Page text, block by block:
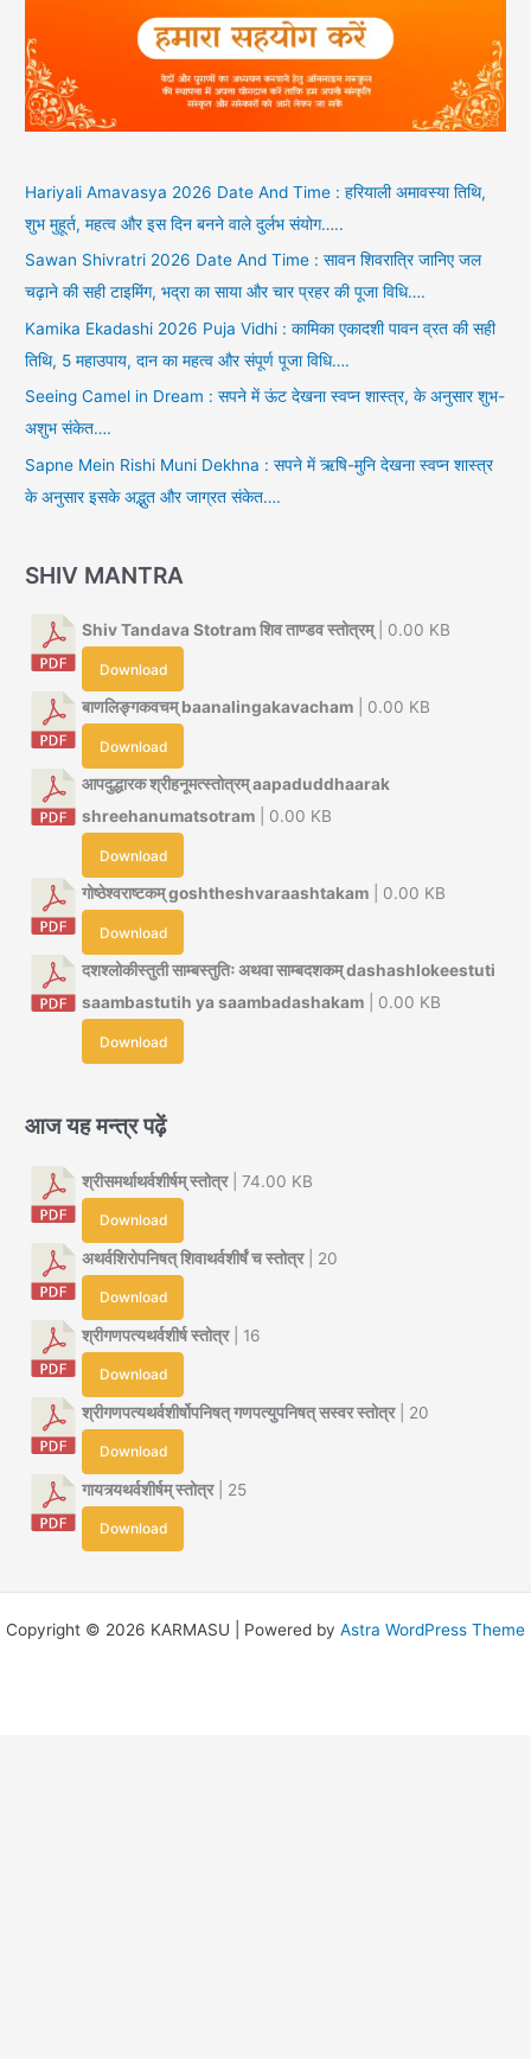
Hariyali Amavasya 2026 Date And Time : हरियाली अमावस्या तिथि,
शुभ मुहूर्त, महत्व और इस दिन बनने वाले दुर्लभ संयोग…..
Sawan Shivratri 2026 Date And Time : सावन शिवरात्रि जानिए जल
चढ़ाने की सही टाइमिंग, भद्रा का साया और चार प्रहर की पूजा विधि….
Kamika Ekadashi 2026 Puja Vidhi : कामिका एकादशी पावन व्रत की सही
तिथि, 5 महाउपाय, दान का महत्व और संपूर्ण पूजा विधि….
Seeing Camel in Dream : सपने में ऊंट देखना स्वप्न शास्त्र, के अनुसार शुभ-
अशुभ संकेत….
Sapne Mein Rishi Muni Dekhna : सपने में ऋषि-मुनि देखना स्वप्न शास्त्र
के अनुसार इसके अद्भुत और जाग्रत संकेत….
SHIV MANTRA
Shiv Tandava Stotram शिव ताण्डव स्तोत्रम्| 0.00 KB
Download
बाणलिङ्गकवचम् baanalingakavacham | 0.00 KB
Download
आपदुद्धारक श्रीहनूमत्स्तोत्रम् aapaduddhaarak
shreehanumatsotram | 0.00 KB
Download
गोष्ठेश्वराष्टकम् goshtheshvaraashtakam | 0.00 KB
Download
दशश्लोकीस्तुती साम्बस्तुतिः अथवा साम्बदशकम् dashashlokeestuti
saambastutih ya saambadashakam | 0.00 KB
Download
आज यह मन्त्र पढ़ें
श्रीसमर्थाथर्वशीर्षम् स्तोत्र| 74.00 KB
Download
अथर्वशिरोपनिषत् शिवाथर्वशीर्षं च स्तोत्र| 20
Download
श्रीगणपत्यथर्वशीर्ष स्तोत्र| 16
Download
श्रीगणपत्यथर्वशीर्षोपनिषत् गणपत्युपनिषत् सस्वर स्तोत्र| 20
Download
गायत्र्यथर्वशीर्षम् स्तोत्र| 25
Download
Copyright © 2026 KARMASU | Powered by Astra WordPress Theme